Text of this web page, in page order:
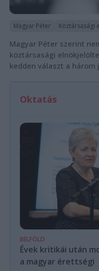
Magyar Péter Köztársasági
Magyar Péter szerint
köztársasági
kedden választ a három
Oktatás
BELFÖLD
Évek kritikái után
a magyar érettségi